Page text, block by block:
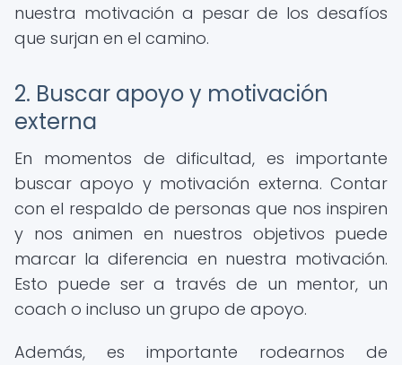
nuestra motivación a pesar de los desafíos
que surjan en el camino.
2. Buscar apoyo y motivación
externa
En momentos de dificultad, es importante
buscar apoyo y motivación externa. Contar
con el respaldo de personas que nos inspiren
y nos animen en nuestros objetivos puede
marcar la diferencia en nuestra motivación.
Esto puede ser a través de un mentor, un
coach o incluso un grupo de apoyo.
Además, es importante rodearnos de